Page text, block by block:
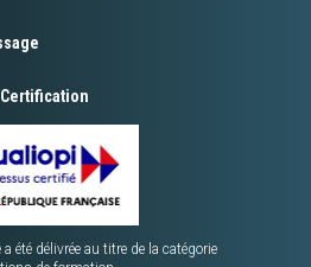
Certification
été délivrée au titre de la catégorie